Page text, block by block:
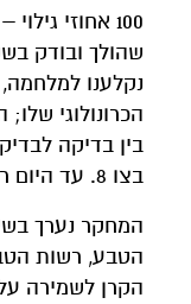
100 אחוזי
שהולך ובודק
נקלענו
הכרונולוגי
בין בדיקה
בצו 8. עד היום רובם פועלים ברצועת עזה".
המחקר נערך
הטבע, רשות
הקרן לשמירה